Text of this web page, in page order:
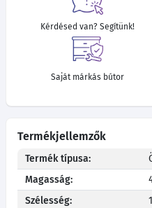
Kérdésed van? Segítünk!
Saját márkás bútor
Termékjellemzők
Termék típusa:
Magasság:
Szélesség: